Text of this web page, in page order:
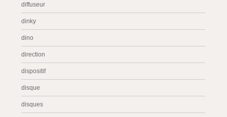
diffuseur
dinky
dino
direction
dispositif
disque
disques